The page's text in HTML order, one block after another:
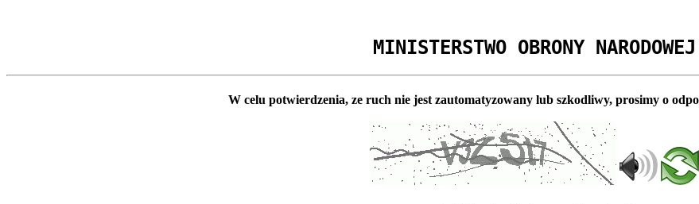
MINISTERSTWO OBRONY NARODOWEJ
W celu potwierdzenia, ze ruch nie jest zautomatyzowany lub szkodliwy, prosimy o